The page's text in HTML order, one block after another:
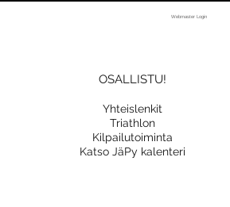
Webmaster Login
OSALLISTU!
Yhteislenkit
Triathlon
Kilpailutoiminta
Katso JäPy kalenteri